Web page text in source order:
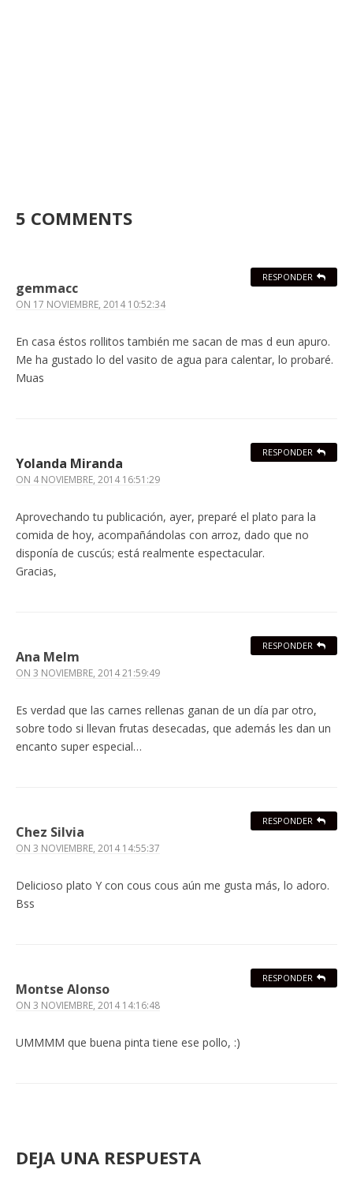
5 COMMENTS
gemmacc
ON 17 NOVIEMBRE, 2014 10:52:34
En casa éstos rollitos también me sacan de mas d eun apuro.
Me ha gustado lo del vasito de agua para calentar, lo probaré.
Muas
RESPONDER
Yolanda Miranda
ON 4 NOVIEMBRE, 2014 16:51:29
Aprovechando tu publicación, ayer, preparé el plato para la
comida de hoy, acompañándolas con arroz, dado que no
disponía de cuscús; está realmente espectacular.
Gracias,
RESPONDER
Ana Melm
ON 3 NOVIEMBRE, 2014 21:59:49
Es verdad que las carnes rellenas ganan de un día par otro,
sobre todo si llevan frutas desecadas, que además les dan un
encanto super especial…
RESPONDER
Chez Silvia
ON 3 NOVIEMBRE, 2014 14:55:37
Delicioso plato Y con cous cous aún me gusta más, lo adoro.
Bss
RESPONDER
Montse Alonso
ON 3 NOVIEMBRE, 2014 14:16:48
UMMMM que buena pinta tiene ese pollo, :)
RESPONDER
DEJA UNA RESPUESTA